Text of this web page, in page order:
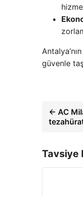
güvenle
← AC
Tavsiye